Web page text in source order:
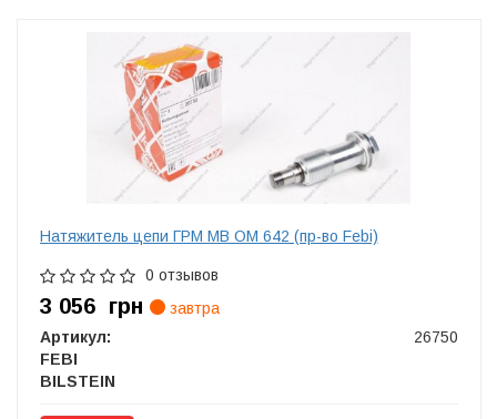
Натяжитель цепи ГРМ MB OM 642 (пр-во Febi)
0 отзывов
3 056 грн
завтра
Артикул:
26750
FEBI
BILSTEIN